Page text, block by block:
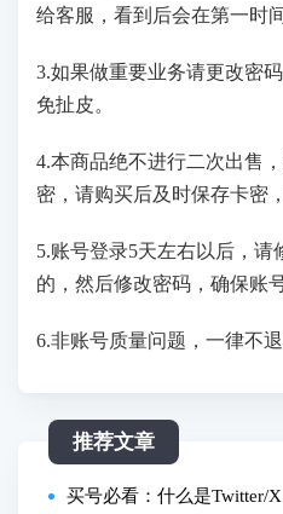
给客服，看到后会在第一时
3.如果做重要业务请更改密
免扯皮。
4.本商品绝不进行二次出售
密，请购买后及时保存卡密
5.账号登录5天左右以后，请
的，然后修改密码，确保账
6.非账号质量问题，一律不
推荐文章
买号必看：什么是Twitter/